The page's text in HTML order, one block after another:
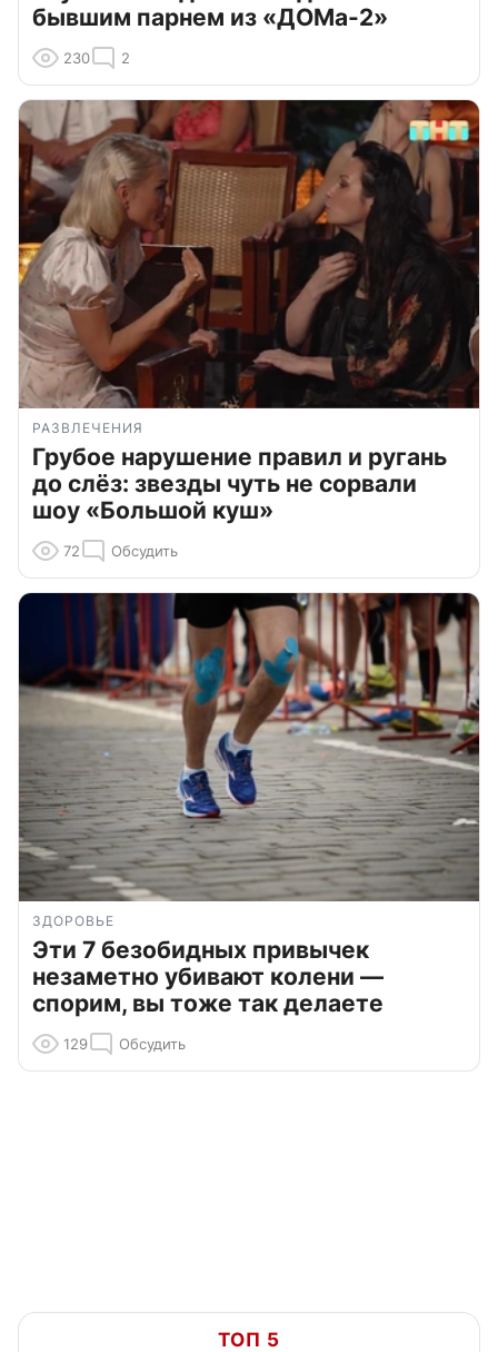
бывшим парнем из «ДОМа-2»
230 2
РАЗВЛЕЧЕНИЯ
Грубое нарушение правил и ругань
до слёз: звезды чуть не сорвали
шоу «Большой куш»
72 Обсудить
ЗДОРОВЬЕ
Эти 7 безобидных привычек
незаметно убивают колени —
спорим, вы тоже так делаете
129 Обсудить
ТОП 5